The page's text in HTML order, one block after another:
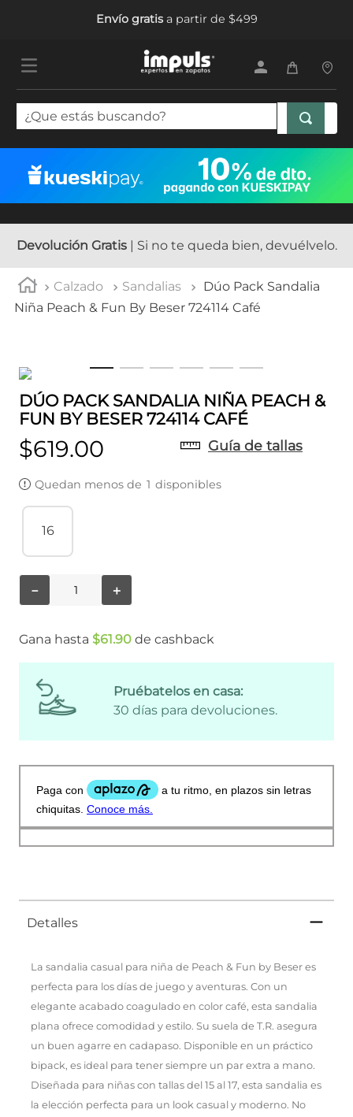
Envío gratisa partir de $499
¿Que estás buscando?
Devolución Gratis| Si no te queda bien, devuélvelo.
Calzado Sandalias
Dúo Pack Sandalia
Niña Peach & Fun By Beser 724114 Café
DÚO PACK SANDALIA NIÑA PEACH &
FUN BY BESER 724114 CAFÉ
$619.00 Guía de tallas
Quedan menos de 1 disponibles
16
＋
－
Gana hasta $61.90 de cashback
Pruébatelos en casa:
30 días para devoluciones.
Detalles
La sandalia casual para niña de Peach & Fun by Beser es
perfecta para los días de juego y aventuras. Con un
elegante acabado coagulado en color café, esta sandalia
plana ofrece comodidad y estilo. Su suela de T.R. asegura
un buen agarre en cadapaso. Disponible en un práctico
bipack, es ideal para tener siempre un par extra a mano.
Diseñada para niñas con tallas del 15 al 17, esta sandalia es
la elección perfecta para un look casual y moderno. No
1.
tenis mujer
tenis hombre
5. tenis niña